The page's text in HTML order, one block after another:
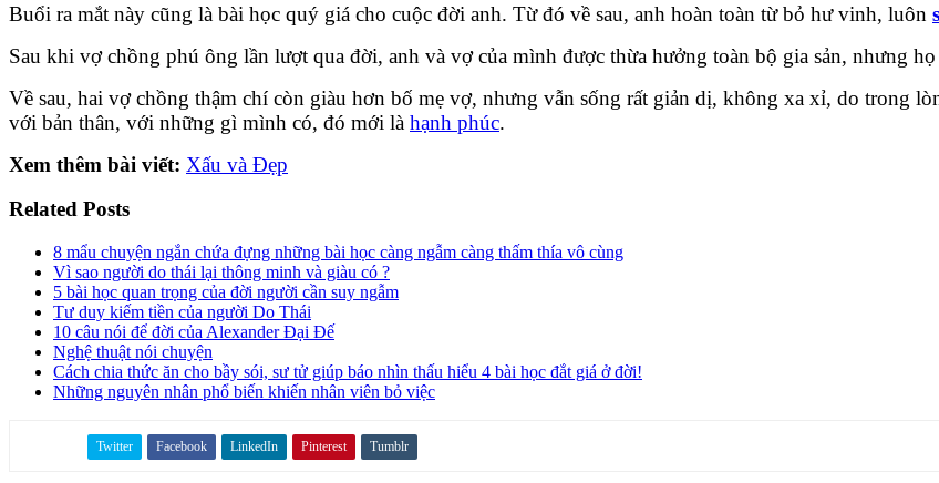
Buổi ra mắt này cũng là bài học quý giá cho cuộc đời anh. Từ đó về sau, anh hoàn toàn từ bỏ hư vinh, luôn
Sau khi vợ chồng phú ông lần lượt qua đời, anh và vợ của mình được thừa hưởng toàn bộ gia sản, nhưng
Về sau, hai vợ chồng thậm chí còn giàu hơn bố mẹ vợ, nhưng vẫn sống rất giản dị, không xa xỉ, do trong
với bản thân, với những gì mình có, đó mới là hạnh phúc.
Xem thêm bài viết: Xấu và Đẹp
Related Posts
8 mẩu chuyện ngắn chứa đựng những bài học càng ngẫm càng thấm thía vô cùng
Vì sao người do thái lại thông minh và giàu có ?
5 bài học quan trọng của đời người cần suy ngẫm
Tư duy kiếm tiền của người Do Thái
10 câu nói để đời của Alexander Đại Đế
Nghệ thuật nói chuyện
Cách chia thức ăn cho bầy sói, sư tử giúp báo nhìn thấu hiểu 4 bài học đắt giá ở đời!
Những nguyên nhân phổ biến khiến nhân viên bỏ việc
Twitter Facebook LinkedIn Pinterest Tumblr